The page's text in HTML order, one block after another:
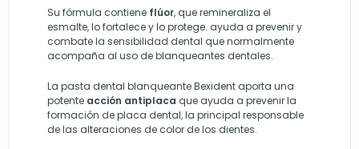
Su fórmula contiene flúor, que remineraliza el
esmalte, lo fortalece y lo protege. ayuda a prevenir y
combate la sensibilidad dental que normalmente
acompaña al uso de blanqueantes dentales.
La pasta dental blanqueante Bexident aporta una
potente acción antiplaca que ayuda a prevenir la
formación de placa dental, la principal responsable
de las alteraciones de color de los dientes.